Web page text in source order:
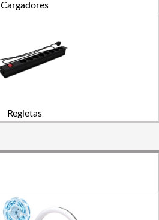
Cargadores
Regletas